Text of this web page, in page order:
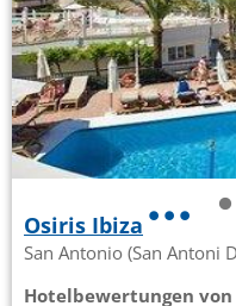
Osiris Ibiza
San Antonio (San Antoni
Hotelbewertungen von